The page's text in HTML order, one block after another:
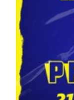
koše.
Říčany